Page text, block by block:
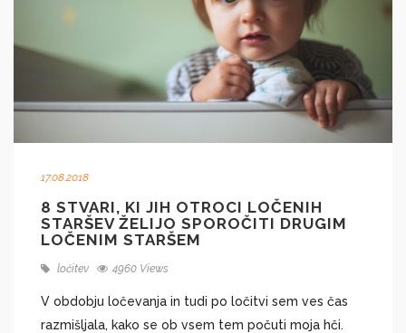
17.08.2018
8 STVARI, KI JIH OTROCI LOČENIH
STARŠEV ŽELIJO SPOROČITI DRUGIM
LOČENIM STARŠEM
ločitev 4960 Views
V obdobju ločevanja in tudi po ločitvi sem ves čas
razmišljala, kako se ob vsem tem počuti moja hči.